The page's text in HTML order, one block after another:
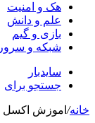
هک و امنیت
علم و دانش
بازی و گیم
شبکه و سرور
سایدبار
جستجو برای
خانه/ اموزش اکسل